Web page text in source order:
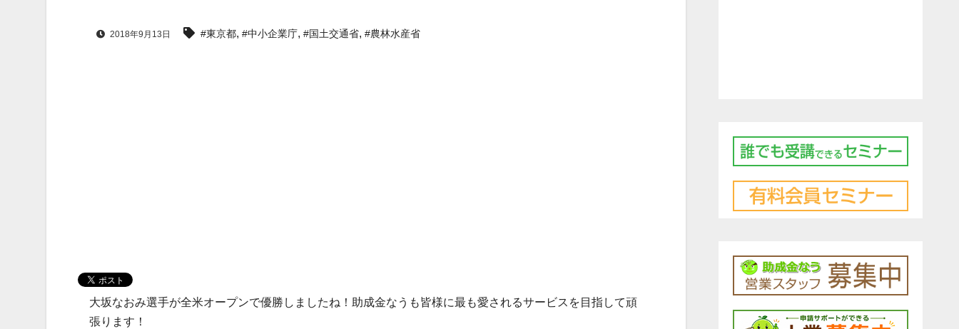
2018年9月13日 #東京都, #中小企業庁, #国土交通省, #農林水産省
大坂なおみ選手が全米オープンで優勝しましたね！助成金なうも皆様に最も愛されるサービスを目指して頑
張ります！